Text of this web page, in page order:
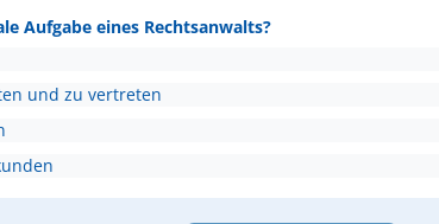
Aufgabe eines Rechtsanwalts?
und zu vertreten